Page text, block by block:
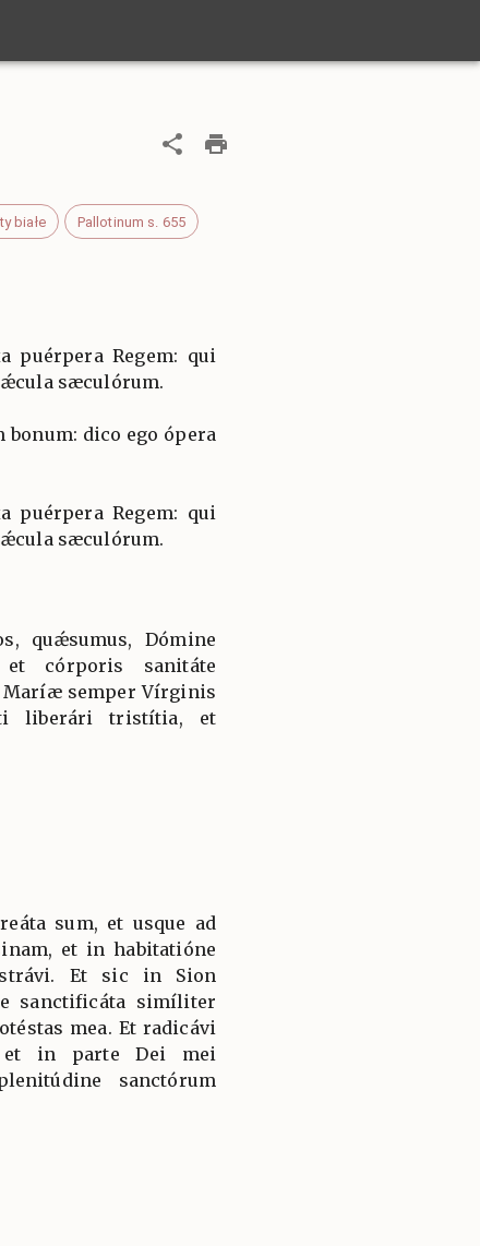
białe Pallotinum s. 655
puérpera Regem: qui
sæculórum.
dico ego ópera
puérpera Regem: qui
sæculórum.
quǽsumus, Dómine
córporis sanitáte
Maríæ semper Vírginis
liberári tristítia, et
sum, et usque ad
et in habitatióne
Et sic in Sion
sanctificáta simíliter
mea. Et radicávi
et in parte Dei mei
sanctórum